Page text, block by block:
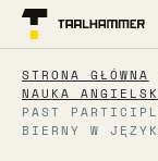
STRONA GŁÓWNA
NAUKA
PAST
BIERNY W